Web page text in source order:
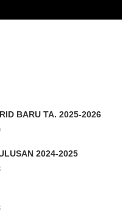
BARU TA. 2025-2026
2024-2025